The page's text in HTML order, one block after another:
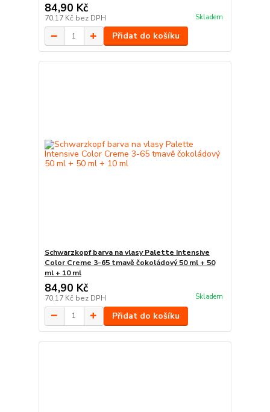
84,90 Kč
70,17 Kč bez DPH Skladem
Přidat do košíku
Schwarzkopf barva na vlasy Palette Intensive
Color Creme 3-65 tmavě čokoládový 50 ml + 50
ml + 10 ml
84,90 Kč
70,17 Kč bez DPH Skladem
Přidat do košíku